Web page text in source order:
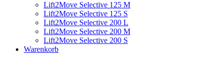
Lift2Move Selective 125 M
Lift2Move Selective 125 S
Lift2Move Selective 200 L
Lift2Move Selective 200 M
Lift2Move Selective 200 S
Warenkorb